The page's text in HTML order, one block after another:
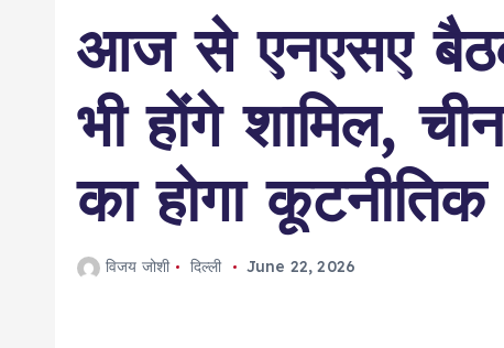
आज से एनएसए
भी होंगे शामिल,
का होगा कूटनीतिक
विजय जोशी दिल्ली June 22, 2026